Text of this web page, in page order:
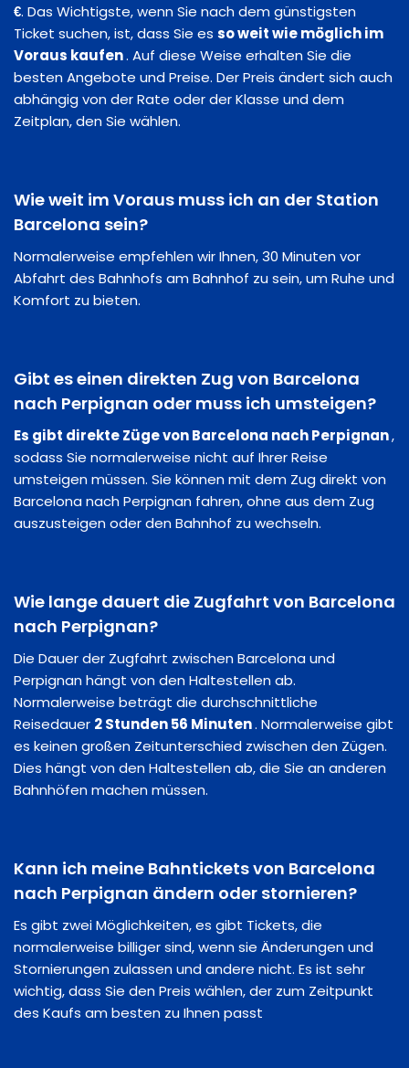
€. Das Wichtigste, wenn Sie nach dem günstigsten
Ticket suchen, ist, dass Sie es so weit wie möglich im
Voraus kaufen. Auf diese Weise erhalten Sie die
besten Angebote und Preise. Der Preis ändert sich auch
abhängig von der Rate oder der Klasse und dem
Zeitplan, den Sie wählen.
Wie weit im Voraus muss ich an der Station
Barcelona sein?
Normalerweise empfehlen wir Ihnen, 30 Minuten vor
Abfahrt des Bahnhofs am Bahnhof zu sein, um Ruhe und
Komfort zu bieten.
Gibt es einen direkten Zug von Barcelona
nach Perpignan oder muss ich umsteigen?
Es gibt direkte Züge von Barcelona nach Perpignan,
sodass Sie normalerweise nicht auf Ihrer Reise
umsteigen müssen. Sie können mit dem Zug direkt von
Barcelona nach Perpignan fahren, ohne aus dem Zug
auszusteigen oder den Bahnhof zu wechseln.
Wie lange dauert die Zugfahrt von Barcelona
nach Perpignan?
Die Dauer der Zugfahrt zwischen Barcelona und
Perpignan hängt von den Haltestellen ab.
Normalerweise beträgt die durchschnittliche
Reisedauer 2 Stunden 56 Minuten. Normalerweise gibt
es keinen großen Zeitunterschied zwischen den Zügen.
Dies hängt von den Haltestellen ab, die Sie an anderen
Bahnhöfen machen müssen.
Kann ich meine Bahntickets von Barcelona
nach Perpignan ändern oder stornieren?
Es gibt zwei Möglichkeiten, es gibt Tickets, die
normalerweise billiger sind, wenn sie Änderungen und
Stornierungen zulassen und andere nicht. Es ist sehr
wichtig, dass Sie den Preis wählen, der zum Zeitpunkt
des Kaufs am besten zu Ihnen passt